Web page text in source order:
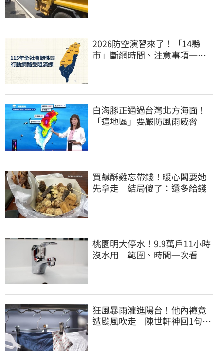
2026防空演習來了！「14縣
市」斷網時間、注意事項一次
白海豚正通過台灣北方海面！
「這地區」要嚴防風雨威脅
買鹹酥雞忘帶錢！暖心闆要她
先拿走 結局傻了：還多給錢
桃園明大停水！9.9萬戶11小時
沒水用 範圍、時間一次看
狂風暴雨灌進陽台！他內褲竟
遭颱風吹走 陳世軒神回1句笑